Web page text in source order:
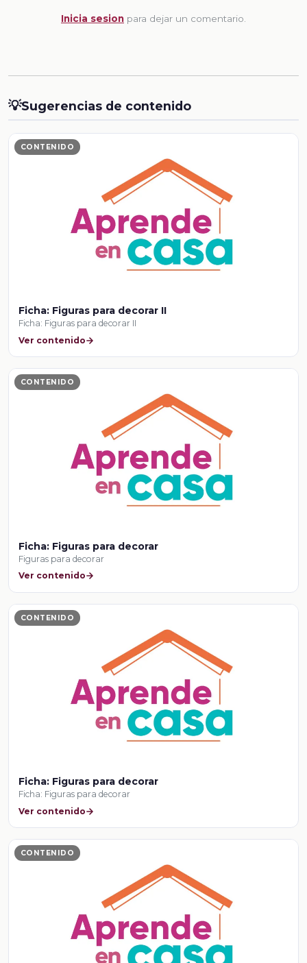
Inicia sesion para dejar un comentario.
💡Sugerencias de contenido
CONTENIDO
Ficha: Figuras para decorar II
Ficha: Figuras para decorar II
Ver contenido
CONTENIDO
Ficha: Figuras para decorar
Figuras para decorar
Ver contenido
CONTENIDO
Ficha: Figuras para decorar
Ficha: Figuras para decorar
Ver contenido
CONTENIDO